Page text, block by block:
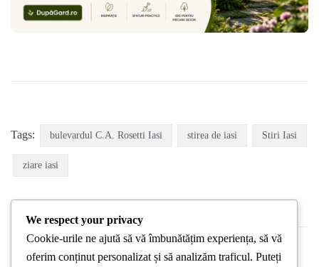
Tags: bulevardul C.A. Rosetti Iasi stirea de iasi Stiri Iasi
ziare iasi
We respect your privacy
Cookie-urile ne ajută să vă îmbunătățim experiența, să vă
oferim conținut personalizat și să analizăm traficul. Puteți